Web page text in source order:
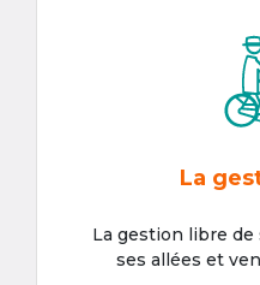
La
La gestion libre de
ses allées et